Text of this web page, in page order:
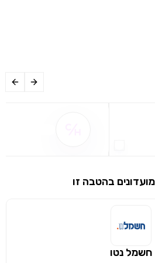
בהטבה זו
חשמל נטו